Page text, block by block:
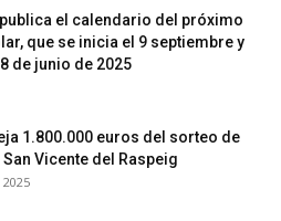
el calendario del próximo
que se inicia el 9 septiembre y
de junio de 2025
1.800.000 euros del sorteo de
Vicente del Raspeig